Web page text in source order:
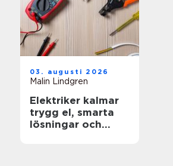
03. augusti 2026
Malin Lindgren
Elektriker kalmar
trygg el, smarta
lösningar och